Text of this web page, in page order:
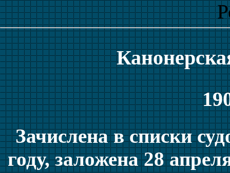
Зачислена в списки
году, заложена 28